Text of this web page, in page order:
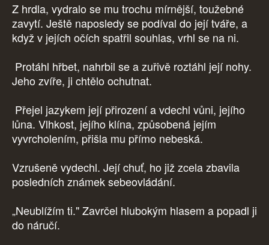
Z hrdla, vydralo se mu trochu mírnější, toužebné
zavytí. Ještě naposledy se podíval do její tváře, a
když v jejích očích spatřil souhlas, vrhl se na ni.
Protáhl hřbet, nahrbil se a zuřivě roztáhl její nohy.
Jeho zvíře, ji chtělo ochutnat.
Přejel jazykem její přirození a vdechl vůni, jejího
lůna. Vlhkost, jejího klína, způsobená jejím
vyvrcholením, přišla mu přímo nebeská.
Vzrušeně vydechl. Její chuť, ho již zcela zbavila
posledních známek sebeovládání.
„Neublížím ti." Zavrčel hlubokým hlasem a popadl ji
do náručí.